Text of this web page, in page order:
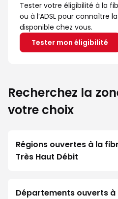
Tester votre éligibilité à la
ou à l’ADSL pour connaître
disponible chez vous.
Tester mon éligibilité
Recherchez la
votre choix
Régions ouvertes à la
Très Haut Débit
Départements ouverts